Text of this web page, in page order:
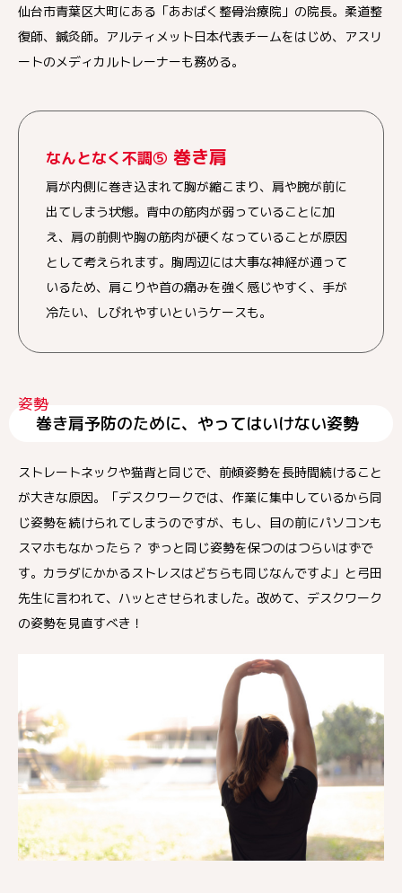
仙台市青葉区大町にある「あおばく整骨治療院」の院長。柔道整
復師、鍼灸師。アルティメット日本代表チームをはじめ、アスリ
ートのメディカルトレーナーも務める。
なんとなく不調⑤ 巻き肩
肩が内側に巻き込まれて胸が縮こまり、肩や腕が前に
出てしまう状態。背中の筋肉が弱っていることに加
え、肩の前側や胸の筋肉が硬くなっていることが原因
として考えられます。胸周辺には大事な神経が通って
いるため、肩こりや首の痛みを強く感じやすく、手が
冷たい、しびれやすいというケースも。
姿勢
巻き肩予防のために、やってはいけない姿勢
ストレートネックや猫背と同じで、前傾姿勢を長時間続けること
が大きな原因。「デスクワークでは、作業に集中しているから同
じ姿勢を続けられてしまうのですが、もし、目の前にパソコンも
スマホもなかったら？ ずっと同じ姿勢を保つのはつらいはずで
す。カラダにかかるストレスはどちらも同じなんですよ」と弓田
先生に言われて、ハッとさせられました。改めて、デスクワーク
の姿勢を見直すべき！